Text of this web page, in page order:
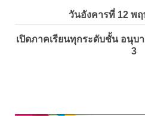
วันอังคารที่ 12 พ
เปิดภาคเรียนทุกระดับชั้น อนุบ
3